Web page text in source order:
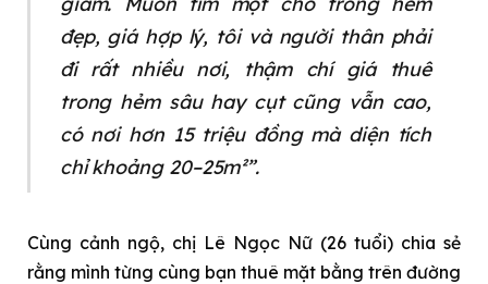
đẹp, giá hợp lý, tôi và người thân phải
đi rất nhiều nơi, thậm chí giá thuê
trong hẻm sâu hay cụt cũng vẫn cao,
có nơi hơn 15 triệu đồng mà diện tích
chỉ khoảng 20–25m²”.
Cùng cảnh ngộ, chị Lê Ngọc Nữ (26 tuổi) chia sẻ
rằng mình từng cùng bạn thuê mặt bằng trên đường